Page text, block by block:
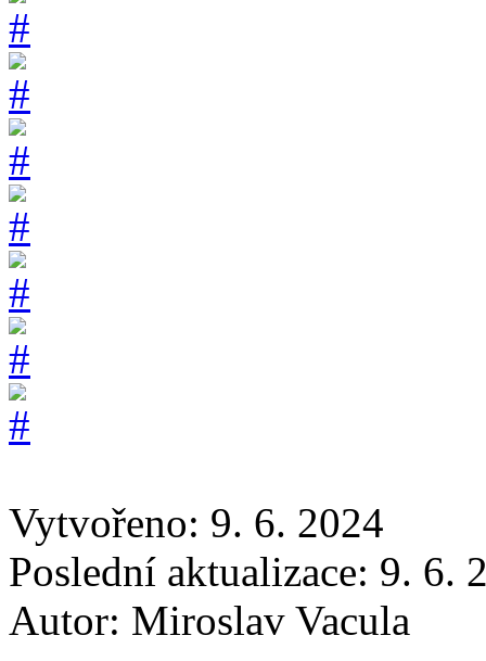
Vytvořeno: 9. 6. 2024
Poslední aktualizace: 9. 6.
Autor: Miroslav Vacula